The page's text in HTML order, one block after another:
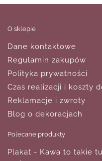
O sklepie
Dane kontaktowe
Regulamin zakupów
Polityka prywatności
Czas realizacji i koszty
Reklamacje i zwroty
Blog o dekoracjach
Polecane produkty
Plakat - Kawa to takie